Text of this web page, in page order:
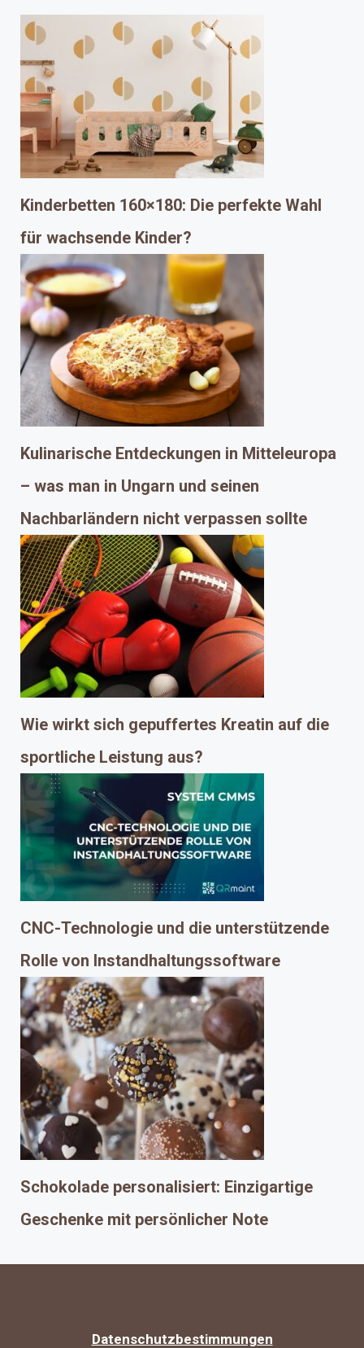
Kinderbetten 160×180: Die perfekte Wahl
für wachsende Kinder?
Kulinarische Entdeckungen in Mitteleuropa
– was man in Ungarn und seinen
Nachbarländern nicht verpassen sollte
Wie wirkt sich gepuffertes Kreatin auf die
sportliche Leistung aus?
CNC-Technologie und die unterstützende
Rolle von Instandhaltungssoftware
Schokolade personalisiert: Einzigartige
Geschenke mit persönlicher Note
Datenschutzbestimmungen